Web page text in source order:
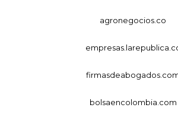
agronegocios.co
bolsaencolombia.com